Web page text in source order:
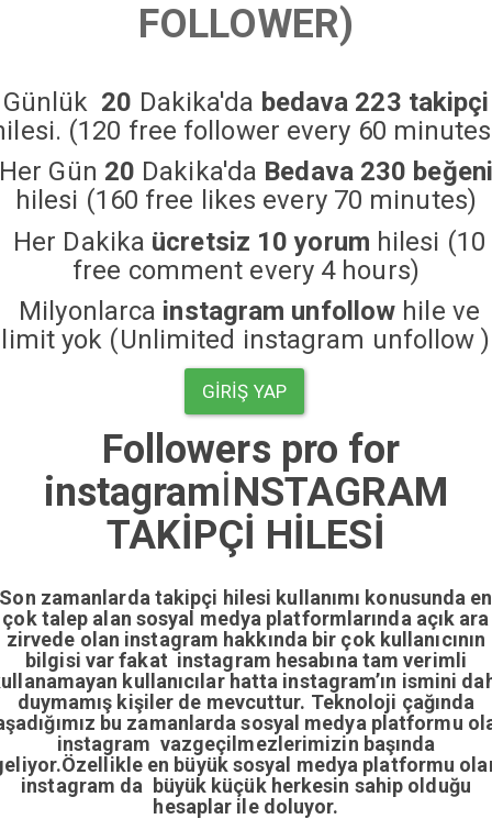
FOLLOWER)
Günlük 20 Dakika'da bedava 223 takipçi
(120 free follower every 60
Her Gün 20 Dakika'da Bedava 230 beğeni
hilesi (160 free likes every 70 minutes)
Her Dakika ücretsiz 10 yorum hilesi (10
free comment every 4 hours)
Milyonlarca instagram unfollow hile ve
limit yok (Unlimited instagram unfollow )
GIRIŞ YAP
Followers pro for
instagramİNSTAGRAM
TAKİPÇİ HİLESİ
Son zamanlarda takipçi hilesi kullanımı konusunda en
çok talep alan sosyal medya platformlarında açık ara
zirvede olan instagram hakkında bir çok kullanıcının
bilgisi var fakat instagram hesabına tam verimli
kullanıcılar hatta instagram’ın ismini
duymamış kişiler de mevcuttur. Teknoloji çağında
bu zamanlarda sosyal medya platformu
instagram vazgeçilmezlerimizin başında
en büyük sosyal medya platformu
instagram da büyük küçük herkesin sahip olduğu
hesaplar ile doluyor.